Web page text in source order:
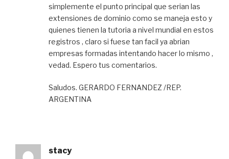
simplemente el punto principal que serian las
extensiones de dominio como se maneja esto y
quienes tienen la tutoria a nivel mundial en estos
registros , claro si fuese tan facil ya abrian
empresas formadas intentando hacer lo mismo ,
vedad. Espero tus comentarios.
Saludos. GERARDO FERNANDEZ /REP.
ARGENTINA
stacy